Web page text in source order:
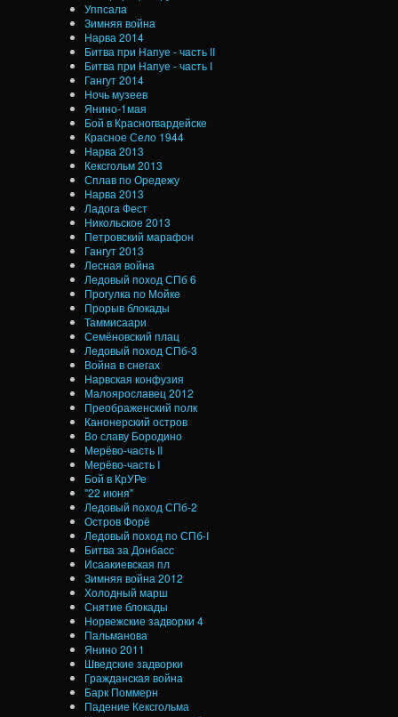
Уппсала
Зимняя война
Нарва 2014
Битва при Напуе - часть II
Битва при Напуе - часть I
Гангут 2014
Ночь музеев
Янино-1мая
Бой в Красногвардейске
Красное Село 1944
Нарва 2013
Кексгольм 2013
Сплав по Оредежу
Нарва 2013
Ладога Фест
Никольское 2013
Петровский марафон
Гангут 2013
Лесная война
Ледовый поход СПб 6
Прогулка по Мойке
Прорыв блокады
Таммисаари
Семёновский плац
Ледовый поход СПб-3
Война в снегах
Нарвская конфузия
Малоярославец 2012
Преображенский полк
Канонерский остров
Во славу Бородино
Мерёво-часть II
Мерёво-часть I
Бой в КрУРе
"22 июня"
Ледовый поход СПб-2
Остров Форё
Ледовый поход по СПб-I
Битва за Донбасс
Исаакиевская пл
Зимняя война 2012
Холодный марш
Снятие блокады
Норвежские задворки 4
Пальманова
Янино 2011
Шведские задворки
Гражданская война
Барк Поммерн
Падение Кексгольма